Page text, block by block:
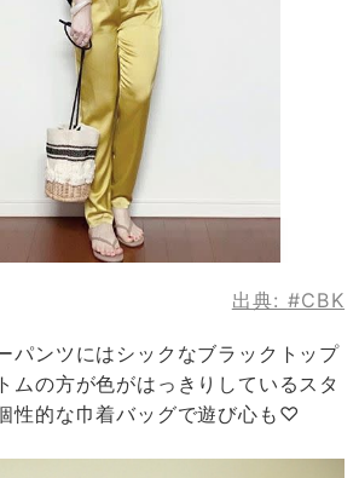
出典: #CBK
パンツにはシックなブラックトップ
ムの方が色がはっきりしているスタ
性的な巾着バッグで遊び心も♡